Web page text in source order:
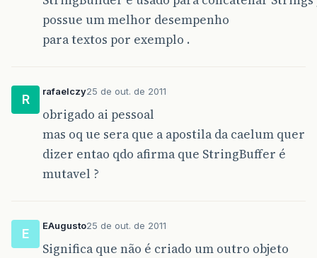
possue um melhor desempenho
para textos por exemplo .
R
rafaelczy25 de out. de 2011
obrigado ai pessoal
mas oq ue sera que a apostila da caelum quer
dizer entao qdo afirma que StringBuffer é
mutavel ?
E
EAugusto25 de out. de 2011
Significa que não é criado um outro objeto